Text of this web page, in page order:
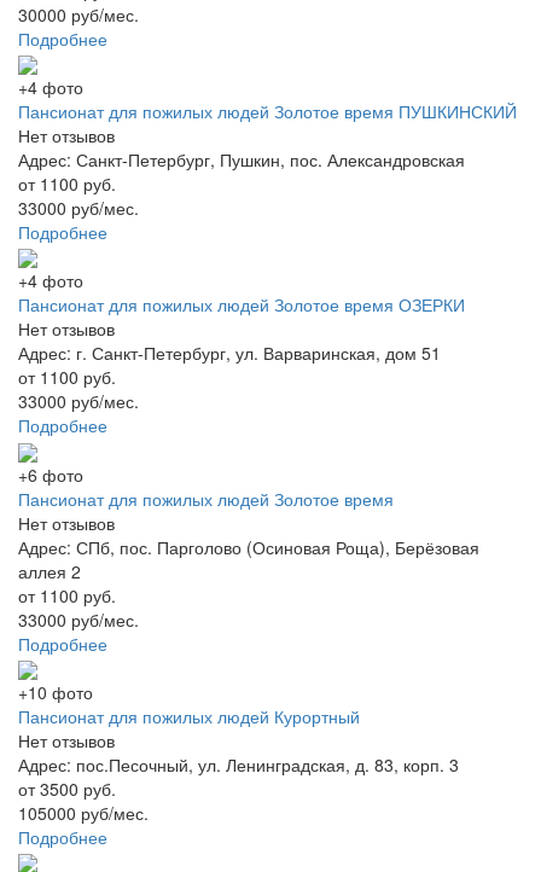
30000 руб/мес.
Подробнее
+4 фото
Пансионат для пожилых людей Золотое время ПУШКИНСКИЙ
Нет отзывов
Адрес: Санкт-Петербург, Пушкин, пос. Александровская
от 1100 руб.
33000 руб/мес.
Подробнее
+4 фото
Пансионат для пожилых людей Золотое время ОЗЕРКИ
Нет отзывов
Адрес: г. Санкт-Петербург, ул. Варваринская, дом 51
от 1100 руб.
33000 руб/мес.
Подробнее
+6 фото
Пансионат для пожилых людей Золотое время
Нет отзывов
Адрес: СПб, пос. Парголово (Осиновая Роща), Берёзовая
аллея 2
от 1100 руб.
33000 руб/мес.
Подробнее
+10 фото
Пансионат для пожилых людей Курортный
Нет отзывов
Адрес: пос.Песочный, ул. Ленинградская, д. 83, корп. 3
от 3500 руб.
105000 руб/мес.
Подробнее